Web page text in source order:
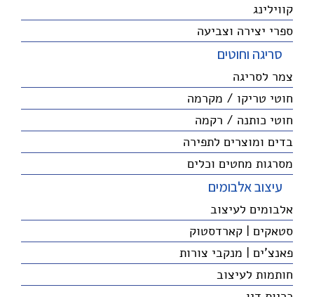
קווילינג
ספרי יצירה וצביעה
סריגה וחוטים
צמר לסריגה
חוטי טריקו / מקרמה
חוטי כותנה / רקמה
בדים ומוצרים לתפירה
מסרגות מחטים וכלים
עיצוב אלבומים
אלבומים לעיצוב
סטאקים | קארדסטוק
פאנצ'ים | מנקבי צורות
חותמות לעיצוב